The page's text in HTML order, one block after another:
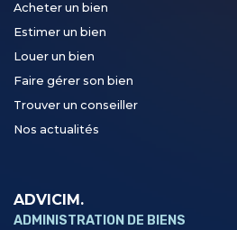
Acheter un bien
Estimer un bien
Louer un bien
Faire gérer son bien
Trouver un conseiller
Nos actualités
ADVICIM.
ADMINISTRATION DE BIENS